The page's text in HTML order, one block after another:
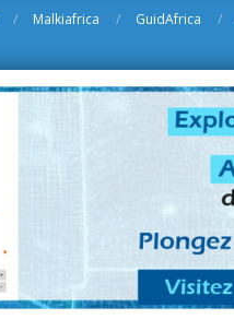
Malkiafrica GuidAfrica